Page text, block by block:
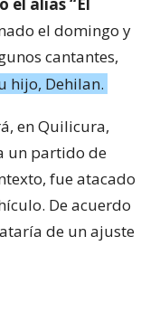
el domingo y
cantantes,
hijo, Dehilan.
en Quilicura,
un partido de
fue atacado
De acuerdo
de un ajuste